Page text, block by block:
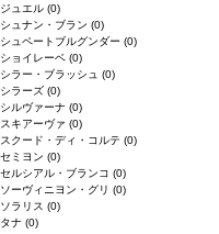
ジュエル (0)
シュナン・ブラン (0)
シュペートブルグンダー (0)
ショイレーベ (0)
シラー・ブラッシュ (0)
シラーズ (0)
シルヴァーナ (0)
スキアーヴァ (0)
スクード・ディ・コルテ (0)
セミヨン (0)
セルシアル・ブランコ (0)
ソーヴィニヨン・グリ (0)
ソラリス (0)
タナ (0)